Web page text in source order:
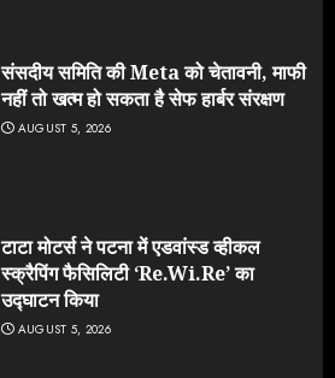
संसदीय समिति की Meta को चेतावनी, माफी
नहीं तो खत्म हो सकता है सेफ हार्बर संरक्षण
AUGUST 5, 2026
टाटा मोटर्स ने पटना में एडवांस्ड व्हीकल
स्क्रैपिंग फैसिलिटी ‘Re.Wi.Re’ का
उद्घाटन किया
AUGUST 5, 2026